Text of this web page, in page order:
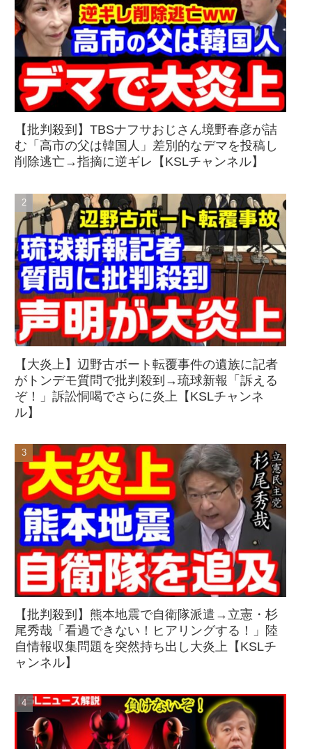
【批判殺到】TBSナフサおじさん境野春彦が詰
む「高市の父は韓国人」差別的なデマを投稿し
削除逃亡→指摘に逆ギレ【KSLチャンネル】
【大炎上】辺野古ボート転覆事件の遺族に記者
がトンデモ質問で批判殺到→琉球新報「訴える
ぞ！」訴訟恫喝でさらに炎上【KSLチャンネ
ル】
【批判殺到】熊本地震で自衛隊派遣→立憲・杉
尾秀哉「看過できない！ヒアリングする！」陸
自情報収集問題を突然持ち出し大炎上【KSLチ
ャンネル】